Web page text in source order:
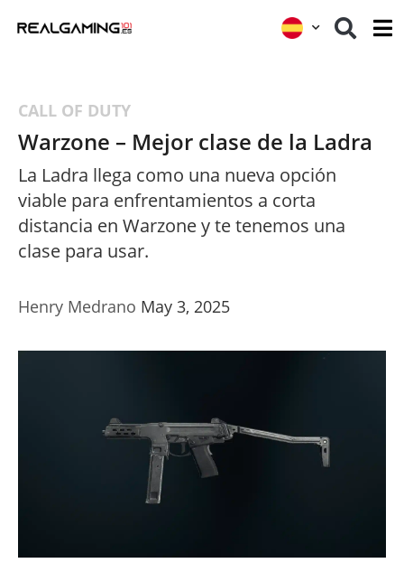
CALL OF DUTY
Warzone – Mejor clase de la Ladra
La Ladra llega como una nueva opción
viable para enfrentamientos a corta
distancia en Warzone y te tenemos una
clase para usar.
Henry Medrano May 3, 2025